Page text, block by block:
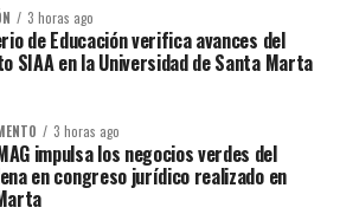
3 horas ago
de Educación verifica avances del
SIAA en la Universidad de Santa Marta
3 horas ago
impulsa los negocios verdes del
en congreso jurídico realizado en